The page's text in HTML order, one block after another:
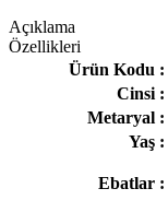
Açıklama
Özellikleri
Ürün Kodu :
Cinsi :
Metaryal :
Yaş :
Ebatlar :